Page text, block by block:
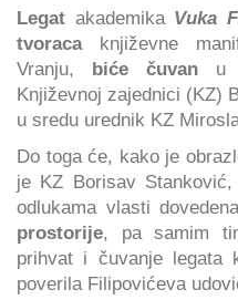
Legat akademika Vuka
tvoracaknjiževne
Vranju, biće čuvan u
Književnoj zajednici (KZ)
u sredu urednik KZ
Do toga će, kako je
je KZ Borisav
odlukama vlasti
prostorije, pa samim
prihvat i čuvanje
poverila Filipovićeva